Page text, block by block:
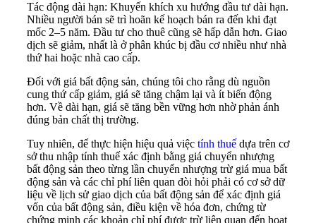
Tác động dài hạn: Khuyến khích xu hướng đầu tư dài hạn.
Nhiều người bán sẽ trì hoãn kế hoạch bán ra đến khi đạt
mốc 2–5 năm. Đầu tư cho thuê cũng sẽ hấp dẫn hơn. Giao
dịch sẽ giảm, nhất là ở phân khúc bị đầu cơ nhiều như nhà
thứ hai hoặc nhà cao cấp.
Đối với giá bất động sản, chúng tôi cho rằng dù nguồn
cung thứ cấp giảm, giá sẽ tăng chậm lại và ít biến động
hơn. Về dài hạn, giá sẽ tăng bền vững hơn nhờ phản ánh
đúng bản chất thị trường.
Tuy nhiên, để thực hiện hiệu quả việc tính thuế dựa trên cơ
sở thu nhập tính thuế xác định bằng giá chuyển nhượng
bất động sản theo từng lần chuyển nhượng trừ giá mua bất
động sản và các chỉ phí liên quan đòi hỏi phải có cơ sở dữ
liệu về lịch sử giao dịch của bất động sản để xác định giá
vốn của bất động sản, điều kiện về hóa đơn, chứng từ
chứng minh các khoản chỉ phí được trừ liên quan đến hoạt